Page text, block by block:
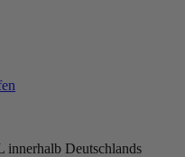
Deutschlands